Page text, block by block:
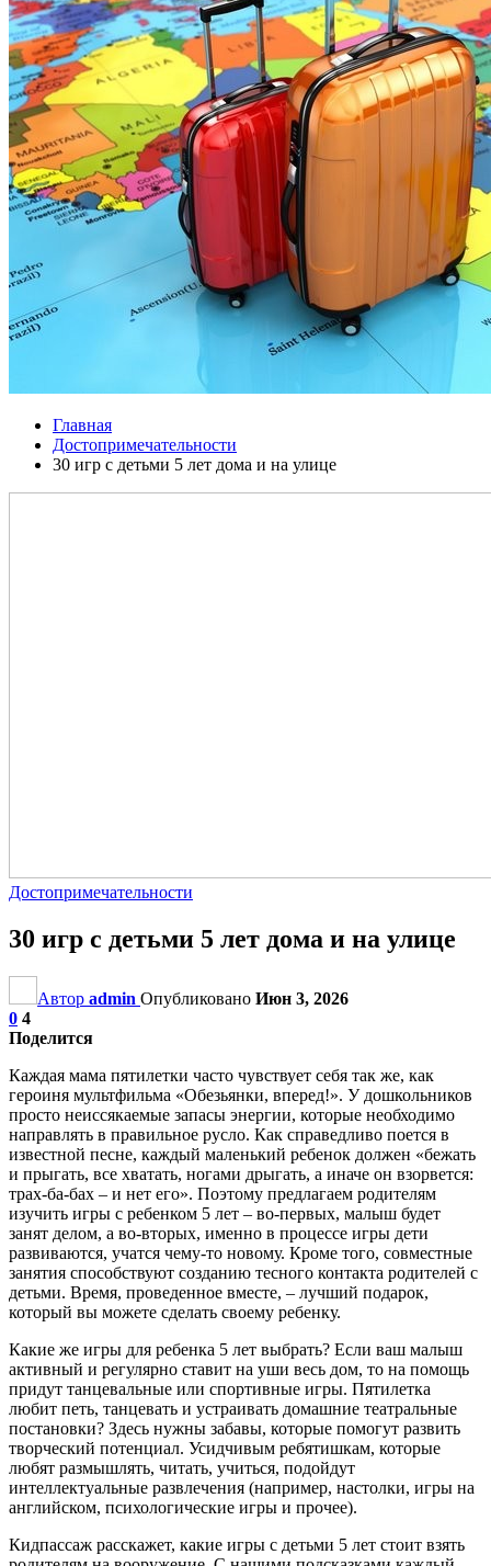
Главная
Достопримечательности
30 игр с детьми 5 лет дома и на улице
Достопримечательности
30 игр с детьми 5 лет дома и на улице
Автор admin Опубликовано Июн 3, 2026
0 4
Поделится
Каждая мама пятилетки часто чувствует себя так же, как
героиня мультфильма «Обезьянки, вперед!». У дошкольников
просто неиссякаемые запасы энергии, которые необходимо
направлять в правильное русло. Как справедливо поется в
известной песне, каждый маленький ребенок должен «бежать
и прыгать, все хватать, ногами дрыгать, а иначе он взорвется:
трах-ба-бах – и нет его». Поэтому предлагаем родителям
изучить игры с ребенком 5 лет – во-первых, малыш будет
занят делом, а во-вторых, именно в процессе игры дети
развиваются, учатся чему-то новому. Кроме того, совместные
занятия способствуют созданию тесного контакта родителей с
детьми. Время, проведенное вместе, – лучший подарок,
который вы можете сделать своему ребенку.
Какие же игры для ребенка 5 лет выбрать? Если ваш малыш
активный и регулярно ставит на уши весь дом, то на помощь
придут танцевальные или спортивные игры. Пятилетка
любит петь, танцевать и устраивать домашние театральные
постановки? Здесь нужны забавы, которые помогут развить
творческий потенциал. Усидчивым ребятишкам, которые
любят размышлять, читать, учиться, подойдут
интеллектуальные развлечения (например, настолки, игры на
английском, психологические игры и прочее).
Кидпассаж расскажет, какие игры с детьми 5 лет стоит взять